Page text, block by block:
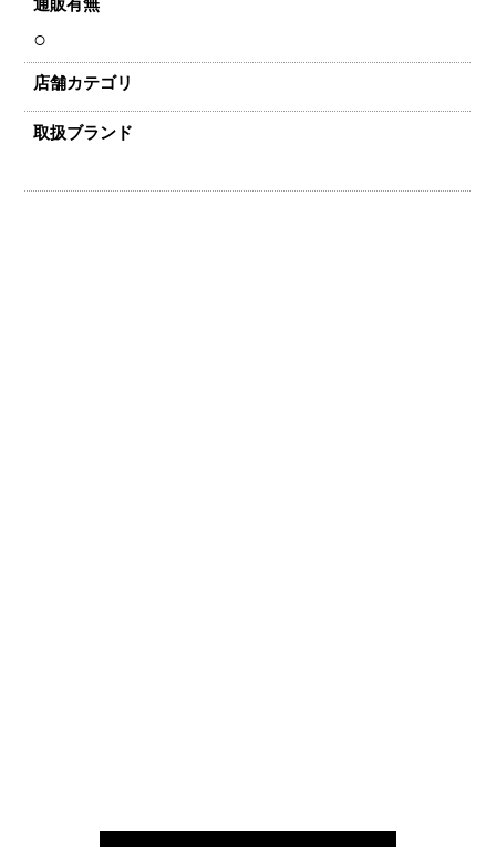
○
店舗カテゴリ
取扱ブランド